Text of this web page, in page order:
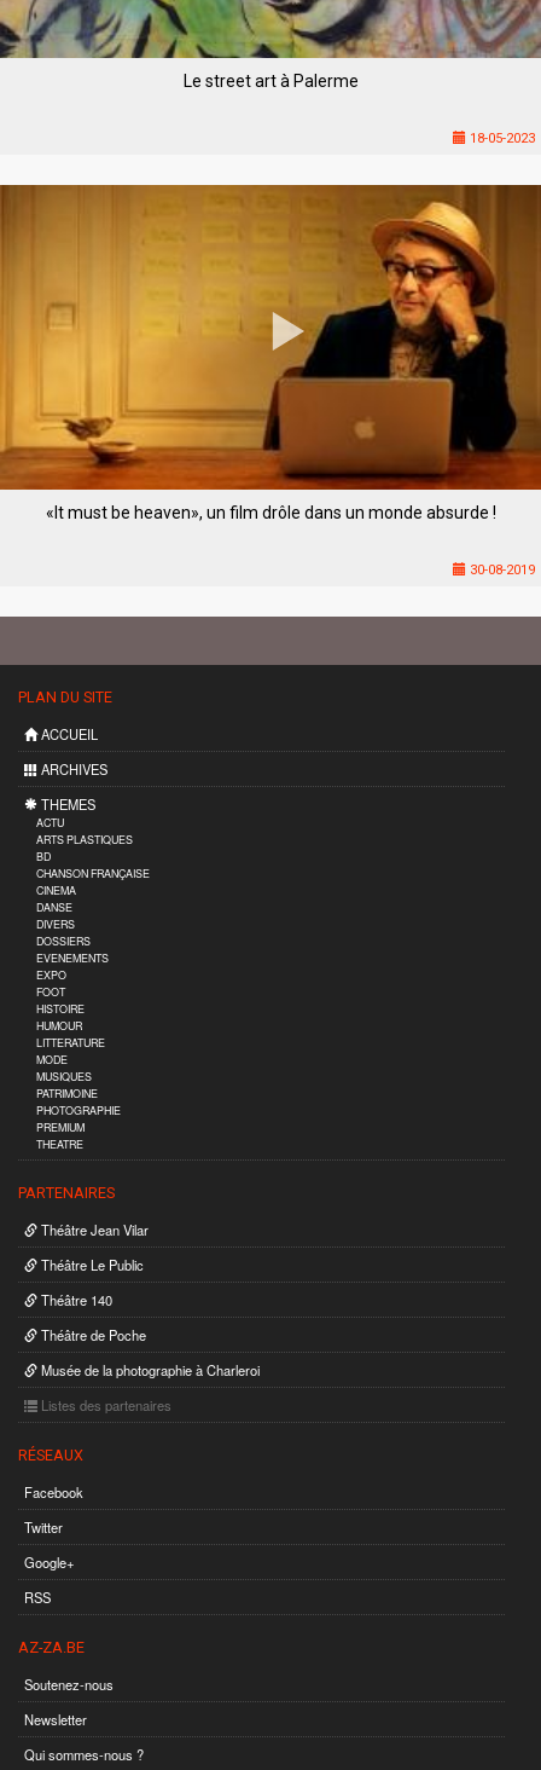
Le street art à Palerme
18-05-2023
«It must be heaven», un film drôle dans un monde absurde !
30-08-2019
PLAN DU SITE
ACCUEIL
ARCHIVES
THEMES
ACTU
ARTS PLASTIQUES
BD
CHANSON FRANÇAISE
CINEMA
DANSE
DIVERS
DOSSIERS
EVENEMENTS
EXPO
FOOT
HISTOIRE
HUMOUR
LITTERATURE
MODE
MUSIQUES
PATRIMOINE
PHOTOGRAPHIE
PREMIUM
THEATRE
PARTENAIRES
Théâtre Jean Vilar
Théâtre Le Public
Théâtre 140
Théâtre de Poche
Musée de la photographie à Charleroi
Listes des partenaires
RÉSEAUX
Facebook
Twitter
Google+
RSS
AZ-ZA.BE
Soutenez-nous
Newsletter
Qui sommes-nous ?